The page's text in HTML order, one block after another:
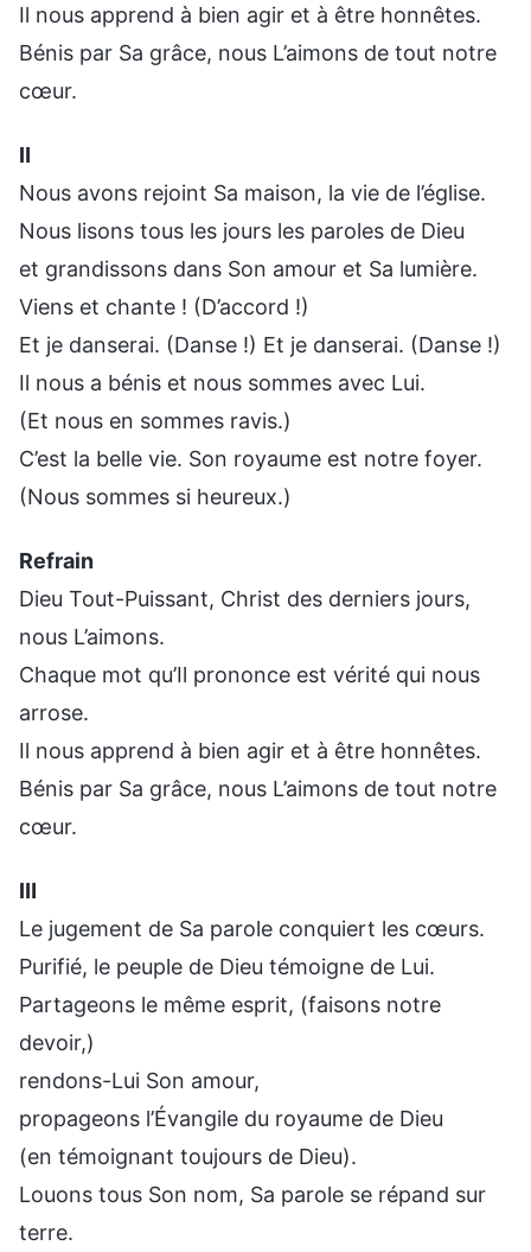
Il nous apprend à bien agir et à être honnêtes.
Bénis par Sa grâce, nous L’aimons de tout notre
cœur.
Ⅱ
Nous avons rejoint Sa maison, la vie de l’église.
Nous lisons tous les jours les paroles de Dieu
et grandissons dans Son amour et Sa lumière.
Viens et chante ! (D’accord !)
Et je danserai. (Danse !) Et je danserai. (Danse !)
Il nous a bénis et nous sommes avec Lui.
(Et nous en sommes ravis.)
C’est la belle vie. Son royaume est notre foyer.
(Nous sommes si heureux.)
Refrain
Dieu Tout-Puissant, Christ des derniers jours,
nous L’aimons.
Chaque mot qu’Il prononce est vérité qui nous
arrose.
Il nous apprend à bien agir et à être honnêtes.
Bénis par Sa grâce, nous L’aimons de tout notre
cœur.
Ⅲ
Le jugement de Sa parole conquiert les cœurs.
Purifié, le peuple de Dieu témoigne de Lui.
Partageons le même esprit, (faisons notre
devoir,)
rendons-Lui Son amour,
propageons l’Évangile du royaume de Dieu
(en témoignant toujours de Dieu).
Louons tous Son nom, Sa parole se répand sur
terre.